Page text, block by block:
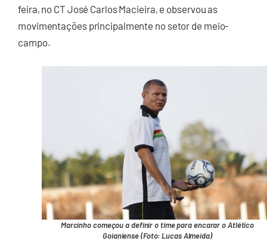
feira, no CT José Carlos Macieira, e observou as
movimentações principalmente no setor de meio-
campo.
Marcinho começou a definir o time para encarar o Atlético
Goianiense (Foto: Lucas Almeida)